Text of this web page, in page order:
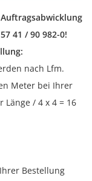
41 / 90 982-0!
nach Lfm.
Meter bei Ihrer
Länge / 4 x 4 = 16
Bestellung